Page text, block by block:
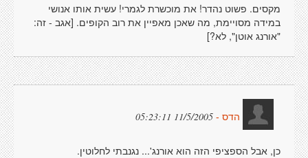
מקסים. פשוט נהדר! את מוכשרת לגמרי! עשית אותו אנושי
במידה מסויימת, מה שאכן מאפיין את רוב הקופים. [אגב - זה:
"אורנג אוטן", לא?]
הדס - 11/5/2005 05:23:11
כן, אבל הספציפי הזה הוא אורנג'... נגנבתי לחלוטין.